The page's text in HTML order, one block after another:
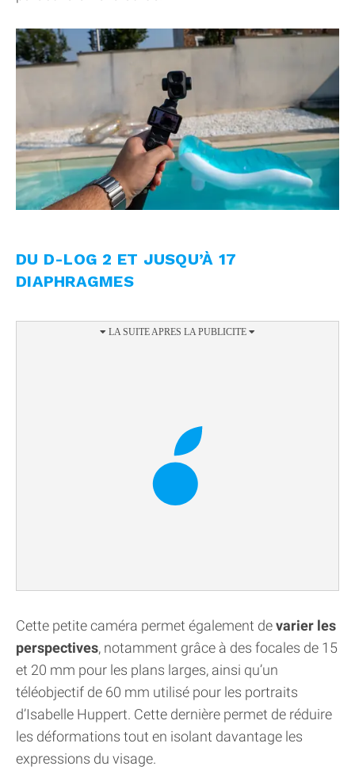
DU D-LOG 2 ET JUSQU’À 17
DIAPHRAGMES
Cette petite caméra permet également devarier les
perspectives, notamment grâce à des focales de 15
et 20 mm pour les plans larges, ainsi qu’un
téléobjectif de 60 mm utilisé pour les portraits
d’Isabelle Huppert. Cette dernière permet de réduire
les déformations tout en isolant davantage les
expressions du visage.